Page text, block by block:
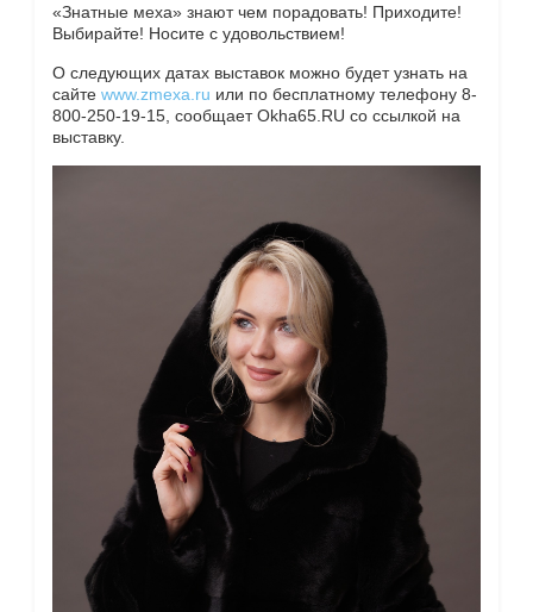
«Знатные меха» знают чем порадовать! Приходите!
Выбирайте! Носите с удовольствием!
О следующих датах выставок можно будет узнать на
сайте www.zmexa.ru или по бесплатному телефону 8-
800-250-19-15, сообщает Okha65.RU со ссылкой на
выставку.